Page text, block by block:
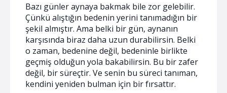
Bazı günler aynaya bakmak bile zor gelebilir.
Çünkü alıştığın bedenin yerini tanımadığın bir
şekil almıştır. Ama belki bir gün, aynanın
karşısında biraz daha uzun durabilirsin. Belki
o zaman, bedenine değil, bedeninle birlikte
geçmiş olduğun yola bakabilirsin. Bu bir zafer
değil, bir süreçtir. Ve senin bu süreci tanıman,
kendini yeniden bulman için bir fırsattır.